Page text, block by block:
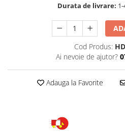
Durata de livrare:
Cod Produs:
Ai nevoie de ajutor?
Adauga la Favorite